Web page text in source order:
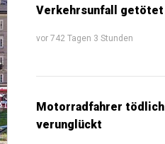
Verkehrsunfall getötet
vor 742 Tagen 3 Stunden
Motorradfahrer tödlich
verunglückt